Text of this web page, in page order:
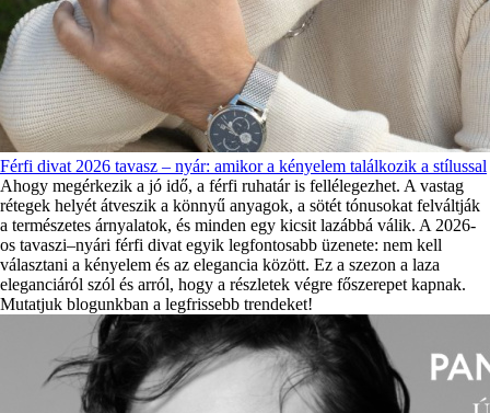
Férfi divat 2026 tavasz – nyár: amikor a kényelem találkozik a stílussal
Ahogy megérkezik a jó idő, a férfi ruhatár is fellélegezhet. A vastag
rétegek helyét átveszik a könnyű anyagok, a sötét tónusokat felváltják
a természetes árnyalatok, és minden egy kicsit lazábbá válik. A 2026-
os tavaszi–nyári férfi divat egyik legfontosabb üzenete: nem kell
választani a kényelem és az elegancia között. Ez a szezon a laza
eleganciáról szól és arról, hogy a részletek végre főszerepet kapnak.
Mutatjuk blogunkban a legfrissebb trendeket!